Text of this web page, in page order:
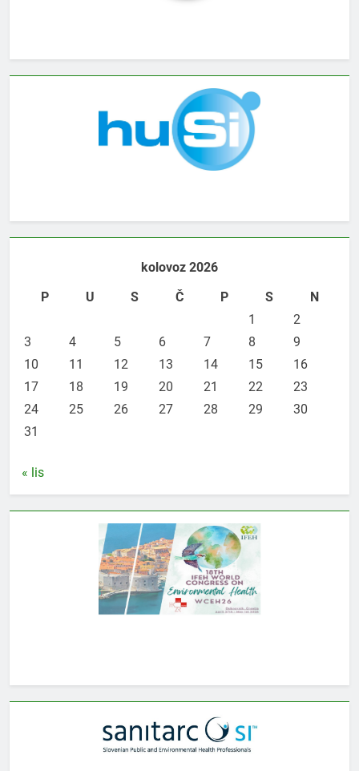
kolovoz 2026
P
U S Č P S
N
1
2
3
4 5 6 7 8
9
10
11 12 13 14 15
16
17
18 19 20 21 22
23
24
25 26 27 28 29
30
31
« lis